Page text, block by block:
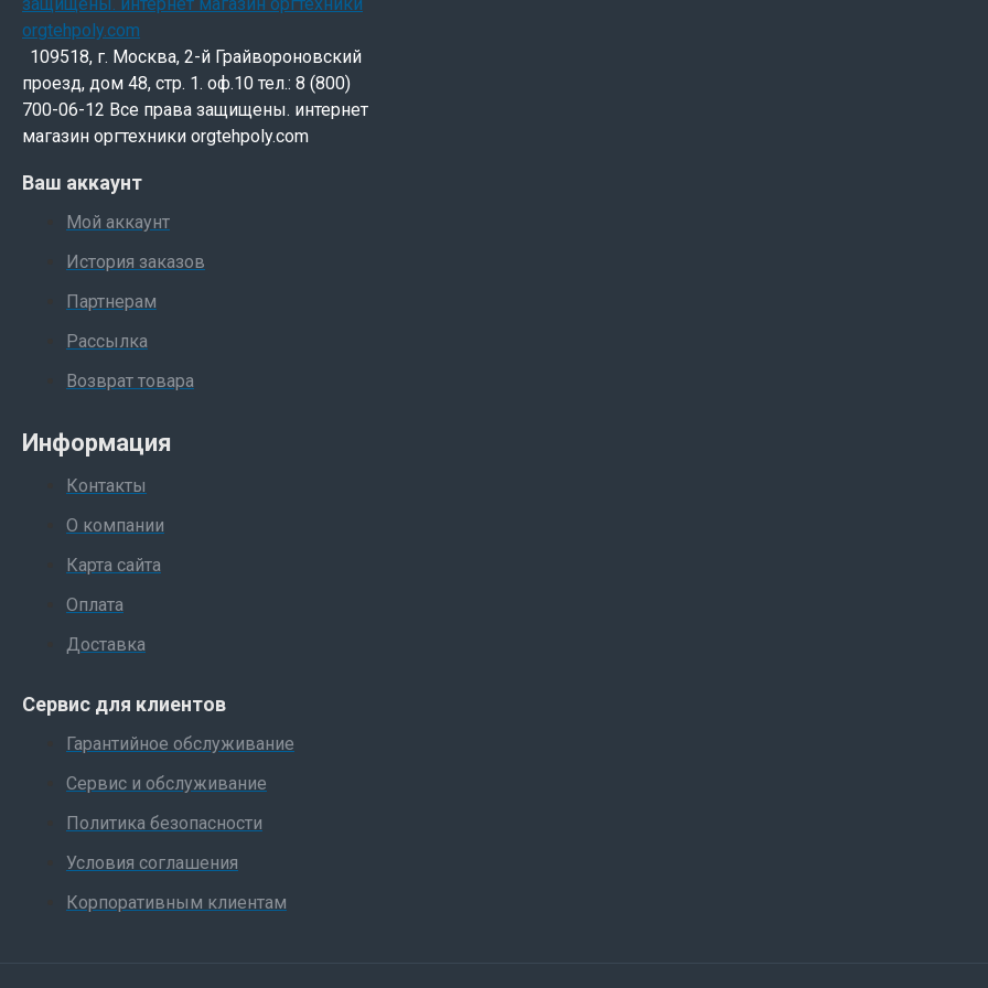
109518, г. Москва, 2-й Грайвороновский
проезд, дом 48, стр. 1. оф.10 тел.: 8 (800)
700-06-12 Все права защищены. интернет
магазин оргтехники orgtehpoly.com
Ваш аккаунт
Мой аккаунт
История заказов
Партнерам
Рассылка
Возврат товара
Информация
Контакты
О компании
Карта сайта
Оплата
Доставка
Сервис для клиентов
Гарантийное обслуживание
Сервис и обслуживание
Политика безопасности
Условия соглашения
Корпоративным клиентам